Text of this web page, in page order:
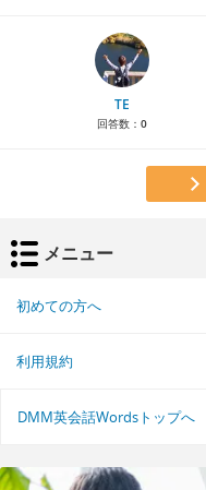
TE
回答数： 0
メニュー
初めての方へ
利用規約
DMM英会話Wordsトップへ